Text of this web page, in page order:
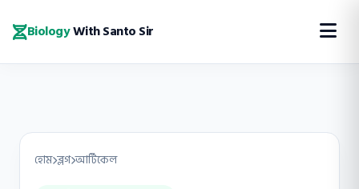
BiologyWith Santo Sir
হোম ব্লগ আর্টিকেল